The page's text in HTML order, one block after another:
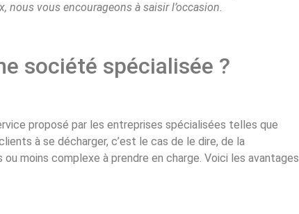
vous encourageons à saisir l’occasion.
société spécialisée ?
proposé par les entreprises spécialisées telles que
à se décharger, c’est le cas de le dire, de la
moins complexe à prendre en charge. Voici les avantages